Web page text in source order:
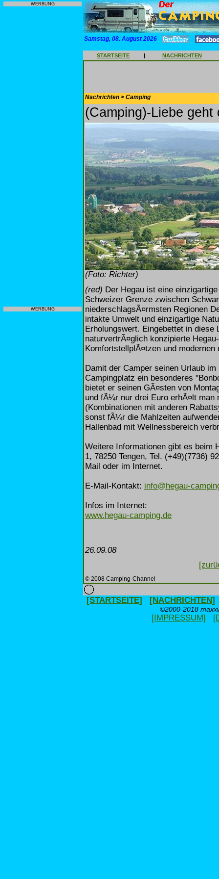
WERBUNG
WERBUNG
Samstag, 08. August 2026
STARTSEITE | NACHRICHTEN
Nachrichten > Camping
(Camping)-Liebe geht
(Foto: Richter)
(red) Der Hegau ist eine
Schweizer Grenze zwischen
niederschlagsÃ¤rmsten Regionen
intakte Umwelt und einzigartige
Erholungswert. Eingebettet in diese
naturvertrÃ¤glich konzipierte
KomfortstellplÃ¤tzen und
Damit der Camper seinen Urlaub
Campingplatz ein besonderes
bietet er seinen GÃ¤sten von
und fÃ¼r nur drei Euro erhÃ¤lt man
(Kombinationen mit anderen
sonst fÃ¼r die Mahlzeiten
Hallenbad mit Wellnessbereich
Weitere Informationen gibt es beim
1, 78250 Tengen, Tel. (+49)(7736)
Mail oder im Internet.
E-Mail-Kontakt: info@hegau-
Infos im Internet:
www.hegau-camping.de
26.09.08
© 2008 Camping-Channel
[STARTSEITE] [NACHRICHTEN]
©2000-2018
[IMPRESSUM]